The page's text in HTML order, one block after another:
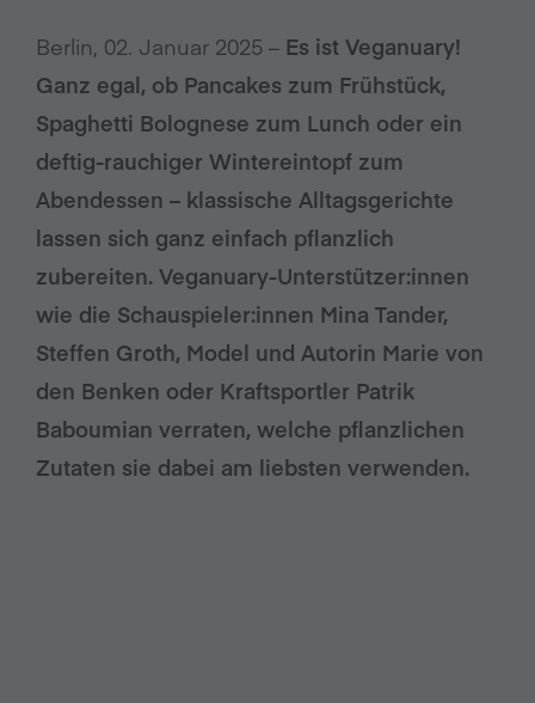
Berlin, 02. Januar 2025 – Es ist Veganuary!
Ganz egal, ob Pancakes zum Frühstück,
Spaghetti Bolognese zum Lunch oder ein
deftig-rauchiger Wintereintopf zum
Abendessen – klassische Alltagsgerichte
lassen sich ganz einfach pflanzlich
zubereiten. Veganuary-Unterstützer:innen
wie die Schauspieler:innen Mina Tander,
Steffen Groth, Model und Autorin Marie von
den Benken oder Kraftsportler Patrik
Baboumian verraten, welche pflanzlichen
Zutaten sie dabei am liebsten verwenden.